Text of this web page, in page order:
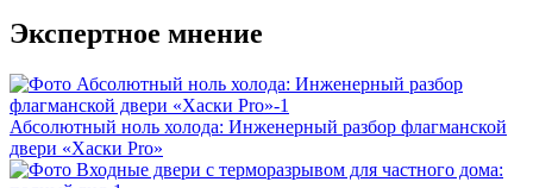
Экспертное мнение
Абсолютный ноль холода: Инженерный разбор флагманской
двери «Хаски Pro»